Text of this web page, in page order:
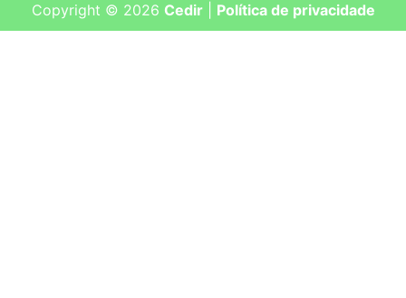
Copyright © 2026 Cedir| Política de privacidade